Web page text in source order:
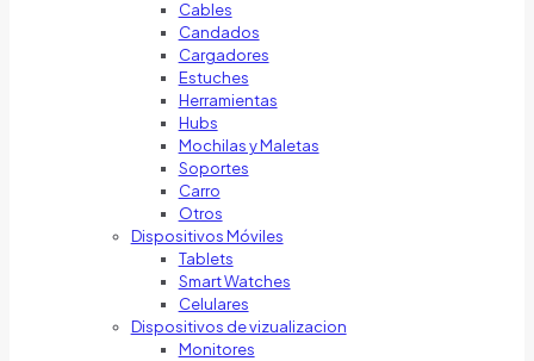
Cables
Candados
Cargadores
Estuches
Herramientas
Hubs
Mochilas y Maletas
Soportes
Carro
Otros
Dispositivos Móviles
Tablets
Smart Watches
Celulares
Dispositivos de vizualizacion
Monitores